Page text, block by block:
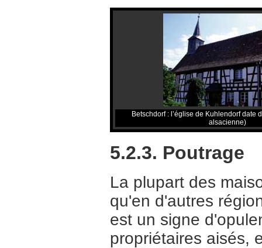
Betschdorf : l’église de Kuhlendorf date
alsacienne)
5.2.3. Poutrage
La plupart des
qu'en d'autres
est un signe
propriétaires aisés,